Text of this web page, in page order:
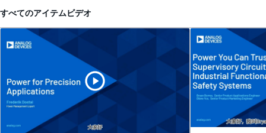
すべてのアイテムビデオ